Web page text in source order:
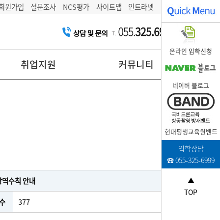
원가입 설문조사 NCS평가 사이트맵 인트라넷
취업지원 커뮤니티
수칙 안내
377
온라인 입학신청
네이버 블로그
현대평생교육원밴드
입학상담
☎ 055-325-6999
▲
TOP